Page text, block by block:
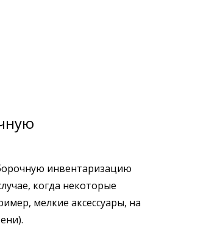
инвентаризацию
когда некоторые
мелкие аксессуары, на